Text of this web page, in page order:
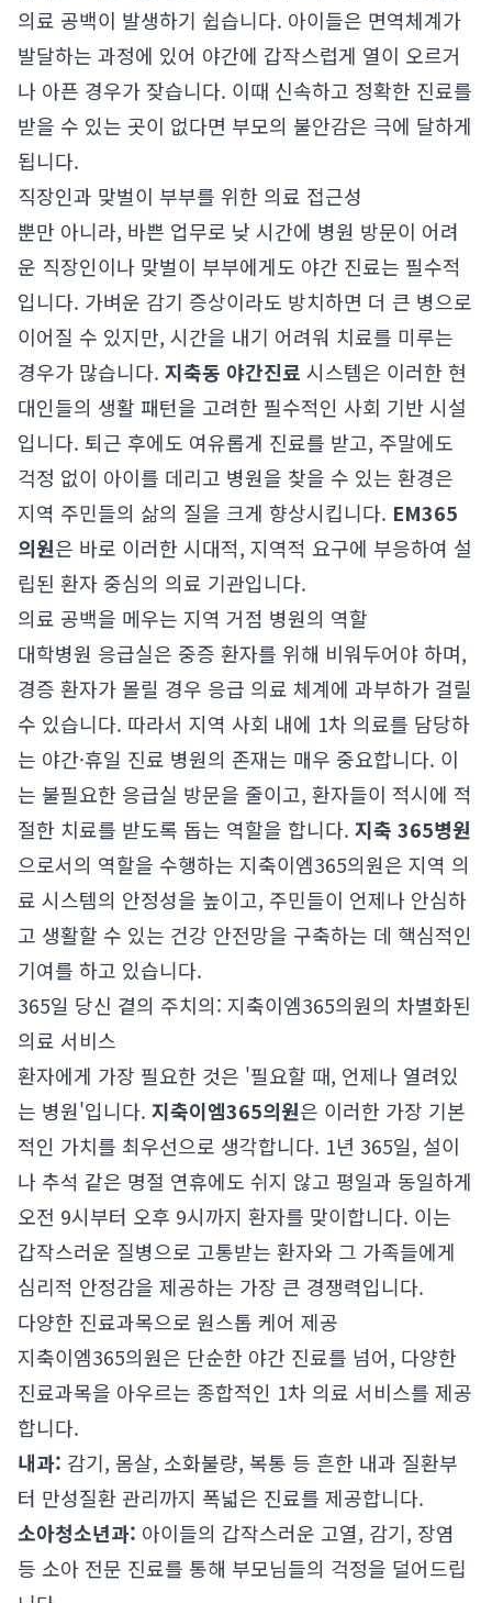
의료 공백이 발생하기 쉽습니다. 아이들은 면역체계가
발달하는 과정에 있어 야간에 갑작스럽게 열이 오르거
나 아픈 경우가 잦습니다. 이때 신속하고 정확한 진료를
받을 수 있는 곳이 없다면 부모의 불안감은 극에 달하게
됩니다.
직장인과 맞벌이 부부를 위한 의료 접근성
뿐만 아니라, 바쁜 업무로 낮 시간에 병원 방문이 어려
운 직장인이나 맞벌이 부부에게도 야간 진료는 필수적
입니다. 가벼운 감기 증상이라도 방치하면 더 큰 병으로
이어질 수 있지만, 시간을 내기 어려워 치료를 미루는
경우가 많습니다. 지축동 야간진료 시스템은 이러한 현
대인들의 생활 패턴을 고려한 필수적인 사회 기반 시설
입니다. 퇴근 후에도 여유롭게 진료를 받고, 주말에도
걱정 없이 아이를 데리고 병원을 찾을 수 있는 환경은
지역 주민들의 삶의 질을 크게 향상시킵니다. EM365
의원은 바로 이러한 시대적, 지역적 요구에 부응하여 설
립된 환자 중심의 의료 기관입니다.
의료 공백을 메우는 지역 거점 병원의 역할
대학병원 응급실은 중증 환자를 위해 비워두어야 하며,
경증 환자가 몰릴 경우 응급 의료 체계에 과부하가 걸릴
수 있습니다. 따라서 지역 사회 내에 1차 의료를 담당하
는 야간·휴일 진료 병원의 존재는 매우 중요합니다. 이
는 불필요한 응급실 방문을 줄이고, 환자들이 적시에 적
절한 치료를 받도록 돕는 역할을 합니다. 지축 365병원
으로서의 역할을 수행하는 지축이엠365의원은 지역 의
료 시스템의 안정성을 높이고, 주민들이 언제나 안심하
고 생활할 수 있는 건강 안전망을 구축하는 데 핵심적인
기여를 하고 있습니다.
365일 당신 곁의 주치의: 지축이엠365의원의 차별화된
의료 서비스
환자에게 가장 필요한 것은 '필요할 때, 언제나 열려있
는 병원'입니다. 지축이엠365의원은 이러한 가장 기본
적인 가치를 최우선으로 생각합니다. 1년 365일, 설이
나 추석 같은 명절 연휴에도 쉬지 않고 평일과 동일하게
오전 9시부터 오후 9시까지 환자를 맞이합니다. 이는
갑작스러운 질병으로 고통받는 환자와 그 가족들에게
심리적 안정감을 제공하는 가장 큰 경쟁력입니다.
다양한 진료과목으로 원스톱 케어 제공
지축이엠365의원은 단순한 야간 진료를 넘어, 다양한
진료과목을 아우르는 종합적인 1차 의료 서비스를 제공
합니다.
내과: 감기, 몸살, 소화불량, 복통 등 흔한 내과 질환부
터 만성질환 관리까지 폭넓은 진료를 제공합니다.
소아청소년과: 아이들의 갑작스러운 고열, 감기, 장염
등 소아 전문 진료를 통해 부모님들의 걱정을 덜어드립